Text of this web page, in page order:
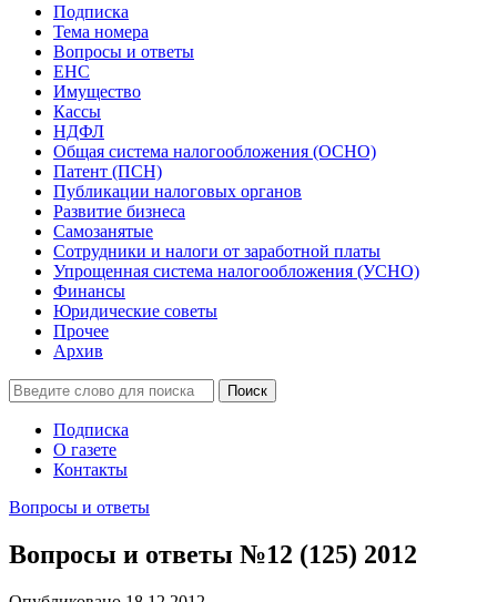
Подписка
Тема номера
Вопросы и ответы
ЕНС
Имущество
Кассы
НДФЛ
Общая система налогообложения (ОСНО)
Патент (ПСН)
Публикации налоговых органов
Развитие бизнеса
Самозанятые
Сотрудники и налоги от заработной платы
Упрощенная система налогообложения (УСНО)
Финансы
Юридические советы
Прочее
Архив
Подписка
О газете
Контакты
Вопросы и ответы
Вопросы и ответы №12 (125) 2012